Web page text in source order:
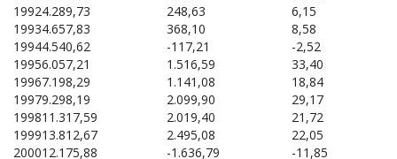
19924.289,73 248,63
6,15
19934.657,83 368,10
8,58
19944.540,62 -117,21
-2,52
19956.057,21 1.516,59
33,40
19967.198,29 1.141,08
18,84
19979.298,19 2.099,90
29,17
199811.317,59 2.019,40
21,72
199913.812,67 2.495,08
22,05
200012.175,88 -1.636,79
-11,85